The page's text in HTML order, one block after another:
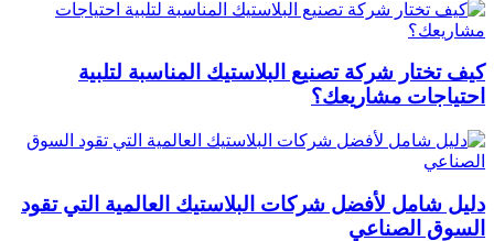
كيف تختار شركة تصنيع البلاستيك المناسبة لتلبية
احتياجات مشاريعك؟
دليل شامل لأفضل شركات البلاستيك العالمية التي تقود
السوق الصناعي